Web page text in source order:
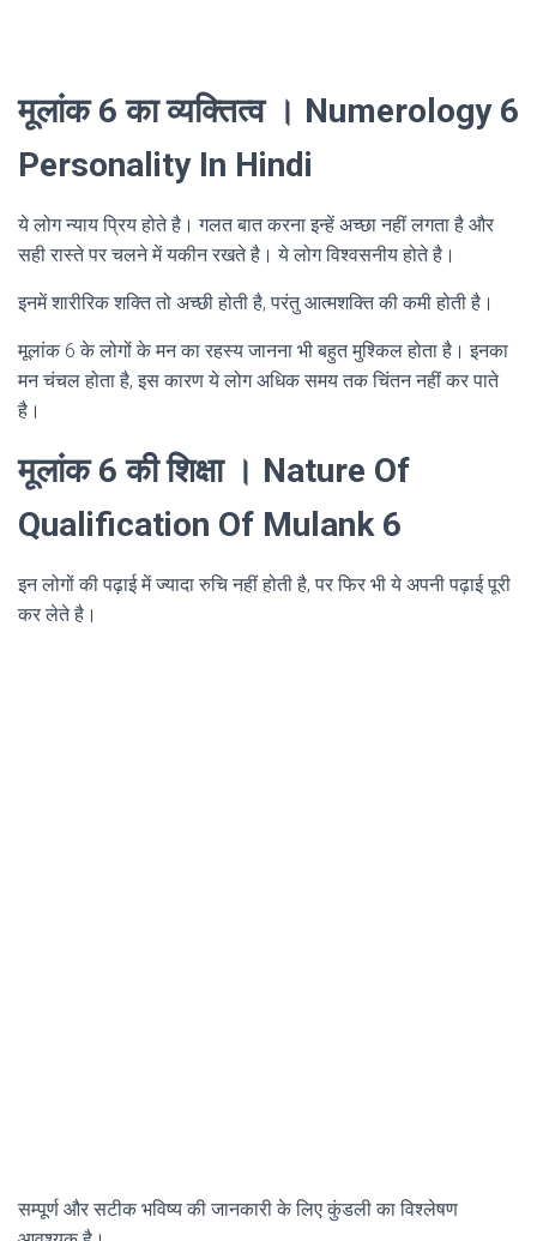
मूलांक 6 का व्यक्तित्व । Numerology 6
Personality In Hindi
ये लोग न्याय प्रिय होते है। गलत बात करना इन्हें अच्छा नहीं लगता है और
सही रास्ते पर चलने में यकीन रखते है। ये लोग विश्वसनीय होते है।
इनमें शारीरिक शक्ति तो अच्छी होती है, परंतु आत्मशक्ति की कमी होती है।
मूलांक 6 के लोगों के मन का रहस्य जानना भी बहुत मुश्किल होता है। इनका
मन चंचल होता है, इस कारण ये लोग अधिक समय तक चिंतन नहीं कर पाते
है।
मूलांक 6 की शिक्षा । Nature Of
Qualification Of Mulank 6
इन लोगों की पढ़ाई में ज्यादा रुचि नहीं होती है, पर फिर भी ये अपनी पढ़ाई पूरी
कर लेते है।
सम्पूर्ण और सटीक भविष्य की जानकारी के लिए कुंडली का विश्लेषण